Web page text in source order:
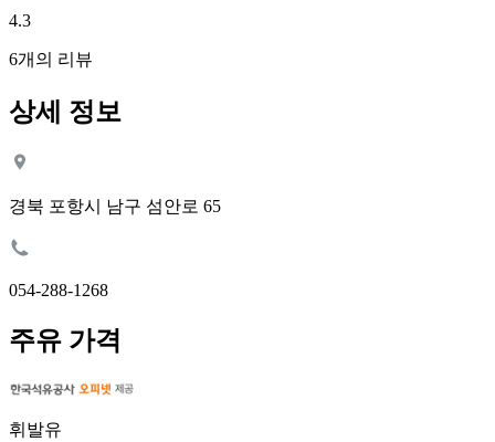
4.3
6개의 리뷰
상세 정보
경북 포항시 남구 섬안로 65
054-288-1268
주유 가격
휘발유